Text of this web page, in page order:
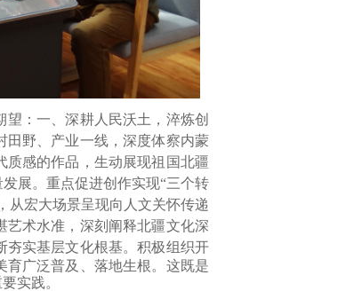
： 一、深耕人民沃土，淬炼创
田野、产业一线，深度体察内蒙
感的作品，生动展现祖国北疆
展。重点促进创作实现“三个转
从宏大场景呈现向人文关怀传递
术水准，深刻阐释北疆文化深
夯实基层文化根基。积极组织开
育广泛普及、落地生根。这既是
实践。